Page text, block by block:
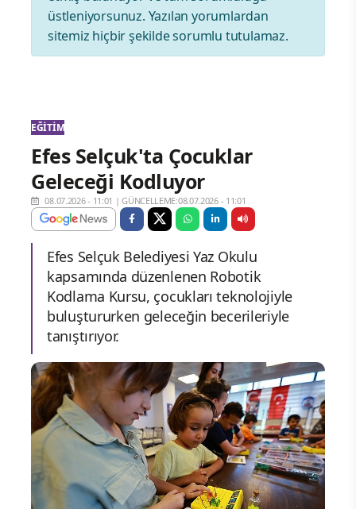
üstleniyorsunuz. Yazılan yorumlardan
sitemiz hiçbir şekilde sorumlu tutulamaz.
EĞITIM
Efes Selçuk'ta Çocuklar
Geleceği Kodluyor
08.07.2026 - 11:01 |GÜNCELLEME:08.07.2026 - 11:01
Efes Selçuk Belediyesi Yaz Okulu
kapsamında düzenlenen Robotik
Kodlama Kursu, çocukları teknolojiyle
buluştururken geleceğin becerileriyle
tanıştırıyor.